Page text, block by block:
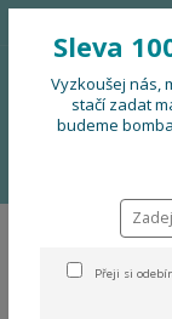
Sleva
Vyzkoušej nás,
stačí zadat
budeme
Přeji si